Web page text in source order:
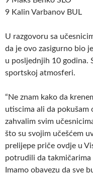
9 Kalin Varbanov BUL
U razgovoru sa
da je ovo zasigurno bio
u posljednjih 10 godina.
sportskoj atmosferi.
“Ne znam kako da
utiscima ali da pokušam
zahvalim svim
što su svojim učešćem
prelijepe priče ovdje u
potrudili da takmičarima
Imamo obavezu da sve